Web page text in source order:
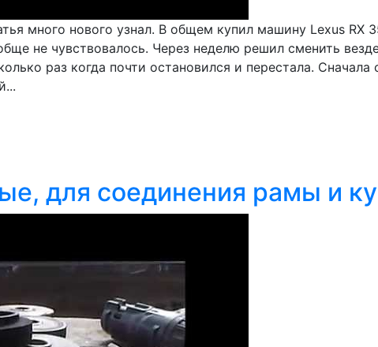
много нового узнал. В общем купил машину Lexus
не чувствовалось. Через неделю решил сменить
раз когда почти остановился и перестала.
для соединения рамы и